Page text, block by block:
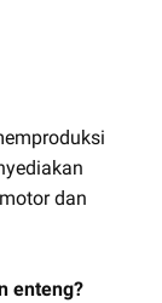
dan
enteng?